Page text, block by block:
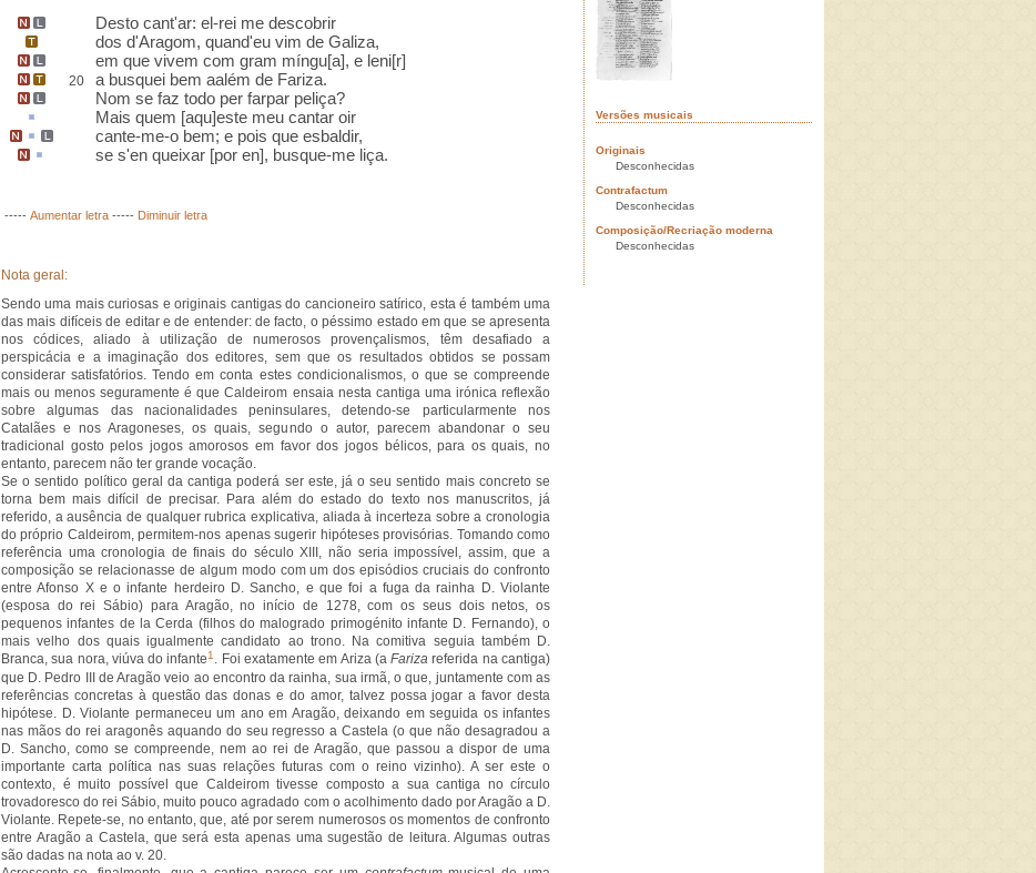
Desto cant'ar: el-rei me descobrir
dos d'Aragom, quand'eu vim de Galiza,
em que vivem com gram míngu[a], e leni[r]
20 a busquei bem aalém de Fariza.
Nom se faz todo per farpar peliça?
Mais quem [aqu]este meu cantar oir
cante-me-o bem; e pois que esbaldir,
se s'en queixar [por en], busque-me liça.
----- Aumentar letra ----- Diminuir letra
Nota geral:
Sendo uma mais curiosas e originais cantigas do cancioneiro satírico, esta é também uma
das mais difíceis de editar e de entender: de facto, o péssimo estado em que se apresenta
nos códices, aliado à utilização de numerosos provençalismos, têm desafiado a
perspicácia e a imaginação dos editores, sem que os resultados obtidos se possam
considerar satisfatórios. Tendo em conta estes condicionalismos, o que se compreende
mais ou menos seguramente é que Caldeirom ensaia nesta cantiga uma irónica reflexão
sobre algumas das nacionalidades peninsulares, detendo-se particularmente nos
Catalães e nos Aragoneses, os quais, segundo o autor, parecem abandonar o seu
tradicional gosto pelos jogos amorosos em favor dos jogos bélicos, para os quais, no
entanto, parecem não ter grande vocação.
Se o sentido político geral da cantiga poderá ser este, já o seu sentido mais concreto se
torna bem mais difícil de precisar. Para além do estado do texto nos manuscritos, já
referido, a ausência de qualquer rubrica explicativa, aliada à incerteza sobre a cronologia
do próprio Caldeirom, permitem-nos apenas sugerir hipóteses provisórias. Tomando como
referência uma cronologia de finais do século XIII, não seria impossível, assim, que a
composição se relacionasse de algum modo com um dos episódios cruciais do confronto
entre Afonso X e o infante herdeiro D. Sancho, e que foi a fuga da rainha D. Violante
(esposa do rei Sábio) para Aragão, no início de 1278, com os seus dois netos, os
pequenos infantes de la Cerda (filhos do malogrado primogénito infante D. Fernando), o
mais velho dos quais igualmente candidato ao trono. Na comitiva seguia também D.
Branca, sua nora, viúva do infante1 . Foi exatamente em Ariza (aFariza referida na cantiga)
que D. Pedro III de Aragão veio ao encontro da rainha, sua irmã, o que, juntamente com as
referências concretas à questão das donas e do amor, talvez possa jogar a favor desta
hipótese. D. Violante permaneceu um ano em Aragão, deixando em seguida os infantes
nas mãos do rei aragonês aquando do seu regresso a Castela (o que não desagradou a
D. Sancho, como se compreende, nem ao rei de Aragão, que passou a dispor de uma
importante carta política nas suas relações futuras com o reino vizinho). A ser este o
contexto, é muito possível que Caldeirom tivesse composto a sua cantiga no círculo
trovadoresco do rei Sábio, muito pouco agradado com o acolhimento dado por Aragão a D.
Violante. Repete-se, no entanto, que, até por serem numerosos os momentos de confronto
entre Aragão a Castela, que será esta apenas uma sugestão de leitura. Algumas outras
são dadas na nota ao v. 20.
Versões musicais
Originais
Desconhecidas
Contrafactum
Desconhecidas
Composição/Recriação moderna
Desconhecidas